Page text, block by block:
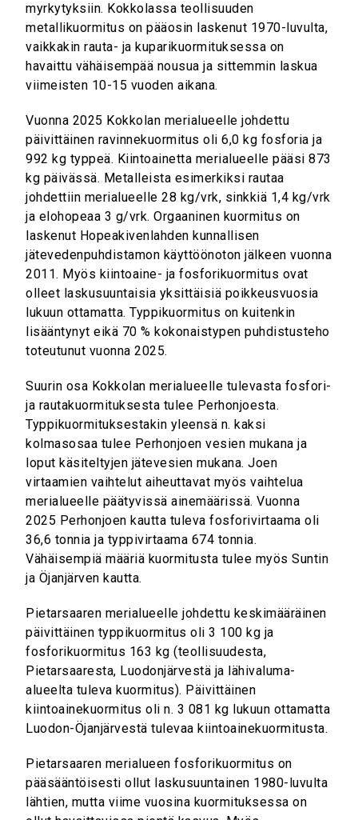
myrkytyksiin. Kokkolassa teollisuuden
metallikuormitus on pääosin laskenut 1970-luvulta,
vaikkakin rauta- ja kuparikuormituksessa on
havaittu vähäisempää nousua ja sittemmin laskua
viimeisten 10-15 vuoden aikana.
Vuonna 2025 Kokkolan merialueelle johdettu
päivittäinen ravinnekuormitus oli 6,0 kg fosforia ja
992 kg typpeä. Kiintoainetta merialueelle pääsi 873
kg päivässä. Metalleista esimerkiksi rautaa
johdettiin merialueelle 28 kg/vrk, sinkkiä 1,4 kg/vrk
ja elohopeaa 3 g/vrk. Orgaaninen kuormitus on
laskenut Hopeakivenlahden kunnallisen
jätevedenpuhdistamon käyttöönoton jälkeen vuonna
2011. Myös kiintoaine- ja fosforikuormitus ovat
olleet laskusuuntaisia yksittäisiä poikkeusvuosia
lukuun ottamatta. Typpikuormitus on kuitenkin
lisääntynyt eikä 70 % kokonaistypen puhdistusteho
toteutunut vuonna 2025.
Suurin osa Kokkolan merialueelle tulevasta fosfori-
ja rautakuormituksesta tulee Perhonjoesta.
Typpikuormituksestakin yleensä n. kaksi
kolmasosaa tulee Perhonjoen vesien mukana ja
loput käsiteltyjen jätevesien mukana. Joen
virtaamien vaihtelut aiheuttavat myös vaihtelua
merialueelle päätyvissä ainemäärissä. Vuonna
2025 Perhonjoen kautta tuleva fosforivirtaama oli
36,6 tonnia ja typpivirtaama 674 tonnia.
Vähäisempiä määriä kuormitusta tulee myös Suntin
ja Öjanjärven kautta.
Pietarsaaren merialueelle johdettu keskimääräinen
päivittäinen typpikuormitus oli 3 100 kg ja
fosforikuormitus 163 kg (teollisuudesta,
Pietarsaaresta, Luodonjärvestä ja lähivaluma-
alueelta tuleva kuormitus). Päivittäinen
kiintoainekuormitus oli n. 3 081 kg lukuun ottamatta
Luodon-Öjanjärvestä tulevaa kiintoainekuormitusta.
Pietarsaaren merialueen fosforikuormitus on
pääsääntöisesti ollut laskusuuntainen 1980-luvulta
lähtien, mutta viime vuosina kuormituksessa on